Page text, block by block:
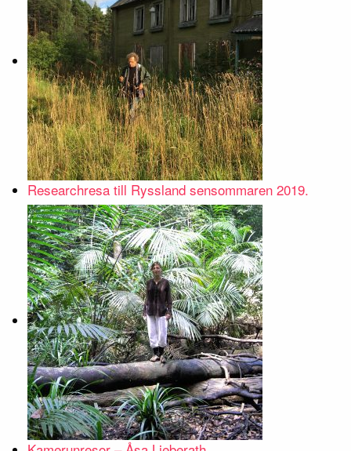
Researchresa till Ryssland sensommaren 2019.